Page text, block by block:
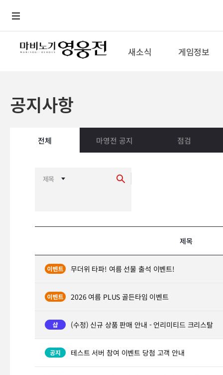
새소식 게임정보
공지사항
전체 마영전 공지 점검
제목
무더위 타파! 여름 선물 출석 이벤트!
2026 여름 PLUS 골든타임 이벤트
(수정) 신규 상품 판매 안내 - 언리미티드 크리스탈
테스트 서버 참여 이벤트 당첨 고객 안내